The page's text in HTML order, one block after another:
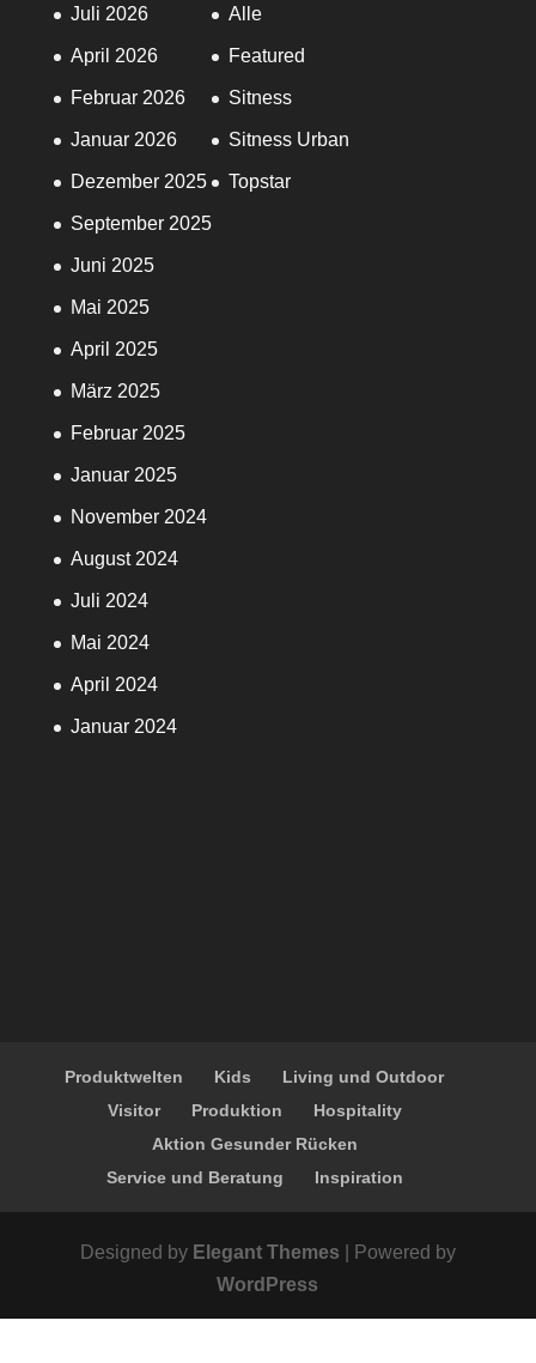
Juli 2026
April 2026
Februar 2026
Januar 2026
Dezember 2025
September 2025
Juni 2025
Mai 2025
April 2025
März 2025
Februar 2025
Januar 2025
November 2024
August 2024
Juli 2024
Mai 2024
April 2024
Januar 2024
Alle
Featured
Sitness
Sitness Urban
Topstar
Produktwelten Kids
Living und Outdoor
Visitor
Produktion
Hospitality
Aktion Gesunder Rücken
Service und Beratung
Inspiration
Designed by Elegant Themes | Powered by
WordPress